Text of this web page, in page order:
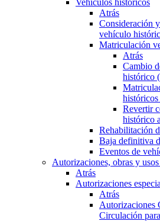
Vehículos históricos
Atrás
Consideración
vehículo
Matriculación
Atrás
Cambio
histórico
Revertir
histórico
Rehabilitación
Baja definitiva
Eventos de
Autorizaciones, obras y
Atrás
Autorizaciones
Atrás
Autorizaciones
Circulación